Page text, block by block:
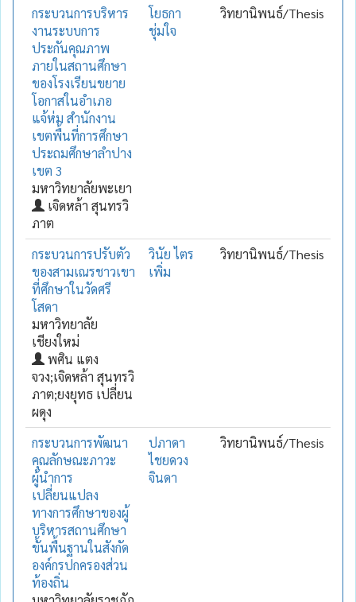
กระบวนการบริหาร
งานระบบการ
ประกันคุณภาพ
ภายในสถานศึกษา
ของโรงเรียนขยาย
โอกาสในอำเภอ
แจ้ห่ม สำนักงาน
เขตพื้นที่การศึกษา
ประถมศึกษาลำปาง
เขต 3
มหาวิทยาลัยพะเยา
เจิดหล้า สุนทรวิ
ภาต
โยธกา
ชุ่มใจ
วิทยานิพนธ์/Thesis
กระบวนการปรับตัว
ของสามเณรชาวเขา
ที่ศึกษาในวัดศรี
โสดา
มหาวิทยาลัย
เชียงใหม่
พศิน แตง
จวง;เจิดหล้า สุนทรวิ
ภาต;ยงยุทธ เปลี่ยน
ผดุง
วินัย ไตร
เพิ่ม
วิทยานิพนธ์/Thesis
กระบวนการพัฒนา
คุณลักษณะภาวะ
ผู้นำการ
เปลี่ยนแปลง
ทางการศึกษาของผู้
บริหารสถานศึกษา
ขั้นพื้นฐานในสังกัด
องค์กรปกครองส่วน
ท้องถิ่น
ปภาดา
ไชยดวง
จินดา
วิทยานิพนธ์/Thesis